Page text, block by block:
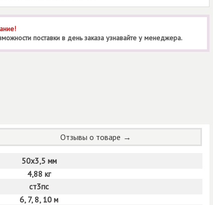
поставки в день заказа узнавайте у менеджера.
Отзывы о товаре
50х3,5 мм
4,88 кг
ст3пс
6, 7, 8, 10 м